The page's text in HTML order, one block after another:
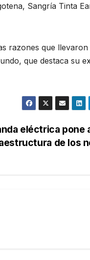
Sangría Tinta
razones que llevaron
que destaca su
eléctrica pone
de los